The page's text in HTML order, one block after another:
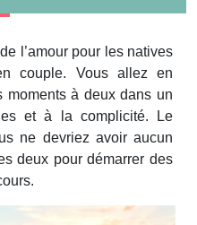
l’amour pour les natives
couple. Vous allez en
moments à deux dans un
et à la complicité. Le
ne devriez avoir aucun
deux pour démarrer des